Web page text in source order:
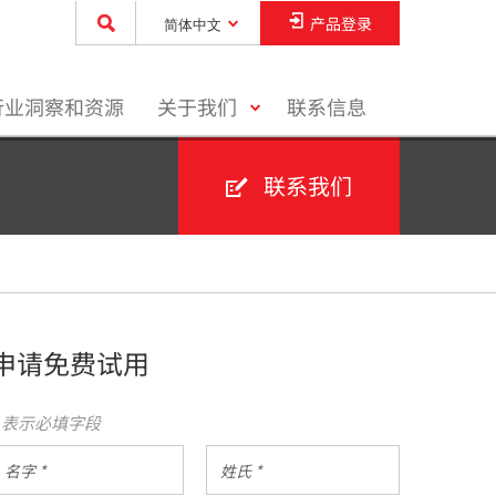
简体中文 产品登录
洞察和资源 关于我们 toggle
menu
联系信息
联系我们
请免费试用
示必填字段
氏